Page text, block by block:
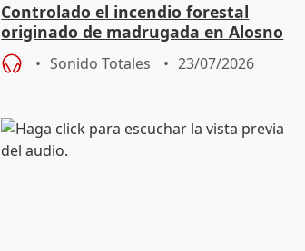
Controlado el incendio forestal
originado de madrugada en Alosno
Sonido Totales 23/07/2026